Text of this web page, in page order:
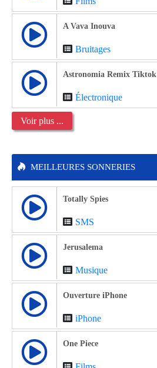
A Vava Inouva
Bruitages
Astronomia Remix Tiktok
Électronique
Voir plus ...
MEILLEURES SONNERIES
Totally Spies
SMS
Jerusalema
Musique
Ouverture iPhone
iPhone
One Piece